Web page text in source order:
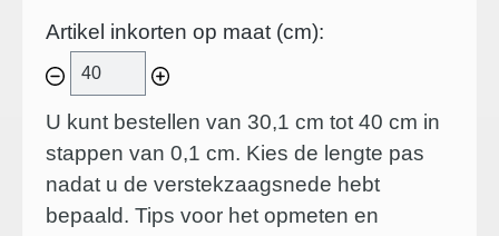
Artikel inkorten op maat (cm):
U kunt bestellen van 30,1 cm tot 40 cm in
stappen van 0,1 cm. Kies de lengte pas
nadat u de verstekzaagsnede hebt
bepaald. Tips voor het opmeten en